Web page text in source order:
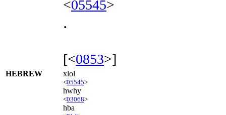
<05545>
.
[<0853>]
HEBREW xlol
<05545>
hwhy
<03068>
hba